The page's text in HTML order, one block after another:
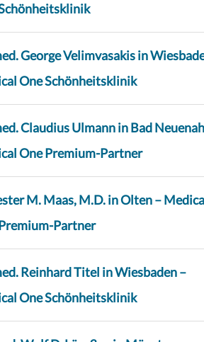
George Velimvasakis in
One Schönheitsklinik
Claudius Ulmann in Bad
One Premium-Partner
M. Maas, M.D. in Olten –
Partner
Reinhard Titel in Wiesbaden –
One Schönheitsklinik